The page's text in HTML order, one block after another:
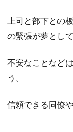
3.13
⑬地震
ている
⑭地震
上司と部下との
の緊張が夢とし
不安なことなど
う。
信頼できる同僚